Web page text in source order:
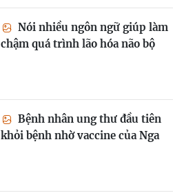
Nói nhiều ngôn ngữ giúp làm
chậm quá trình lão hóa não bộ
Bệnh nhân ung thư đầu tiên
khỏi bệnh nhờ vaccine của Nga